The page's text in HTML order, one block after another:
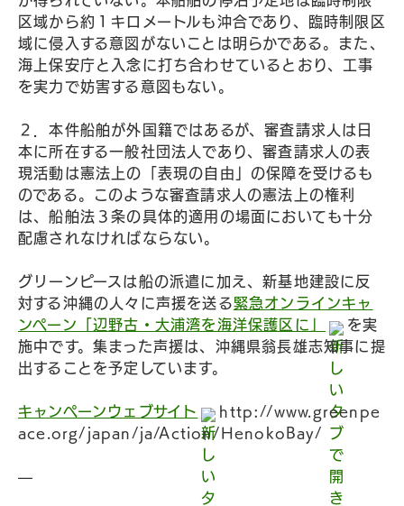
区域から約１キロメートルも沖合であり、臨時制限区
域に侵入する意図がないことは明らかである。また、
海上保安庁と入念に打ち合わせているとおり、工事
を実力で妨害する意図もない。
２．本件船舶が外国籍ではあるが、審査請求人は日
本に所在する一般社団法人であり、審査請求人の表
現活動は憲法上の「表現の自由」の保障を受けるも
のである。このような審査請求人の憲法上の権利
は、船舶法３条の具体的適用の場面においても十分
配慮されなければならない。
グリーンピースは船の派遣に加え、新基地建設に反
対する沖縄の人々に声援を送る緊急オンラインキャ
ンペーン「辺野古・大浦湾を海洋保護区に」
を実
施中です。集まった声援は、沖縄県翁長雄志知事に提
出することを予定しています。
キャンペーンウェブサイト
http://www.greenpe
ace.org/japan/ja/Action/HenokoBay/
—